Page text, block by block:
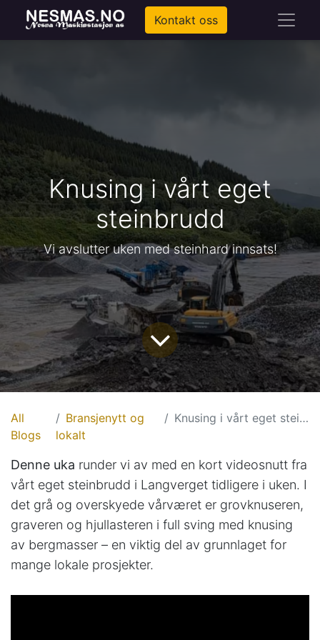
Kontakt oss
Knusing i vårt eget
steinbrudd
Vi avslutter uken med steinhard innsats!
All
Blogs
Bransjenytt og
lokalt
Knusing i vårt eget steinbrudd
Denne uka runder vi av med en kort videosnutt fra
vårt eget steinbrudd i Langverget tidligere i uken. I
det grå og overskyede vårværet er grovknuseren,
graveren og hjullasteren i full sving med knusing
av bergmasser – en viktig del av grunnlaget for
mange lokale prosjekter.